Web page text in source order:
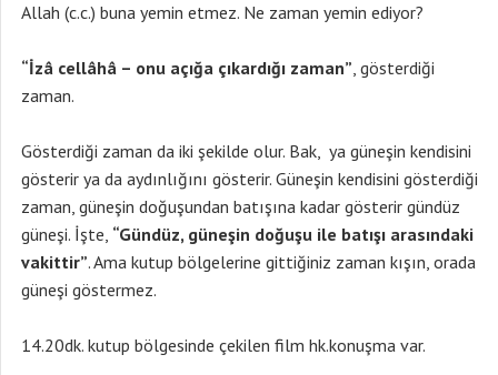
Allah (c.c.) buna yemin etmez. Ne zaman yemin ediyor?
“İzâ cellâhâ – onu açığa çıkardığı zaman”, gösterdiği
zaman.
Gösterdiği zaman da iki şekilde olur. Bak, ya güneşin kendisini
gösterir ya da aydınlığını gösterir. Güneşin kendisini gösterdiği
zaman, güneşin doğuşundan batışına kadar gösterir gündüz
güneşi. İşte, “Gündüz, güneşin doğuşu ile batışı arasındaki
vakittir”. Ama kutup bölgelerine gittiğiniz zaman kışın, orada
güneşi göstermez.
14.20dk. kutup bölgesinde çekilen film hk.konuşma var.